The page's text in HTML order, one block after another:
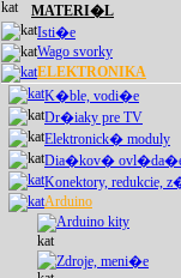
MATERI�L
Isti�e
Wago svorky
ELEKTRONIKA
K�ble, vodi�e
Dr�iaky pre TV
Elektronick� moduly
Dia�kov�
Konektory, redukcie,
Arduino
Arduino kity
Zdroje, meni�e